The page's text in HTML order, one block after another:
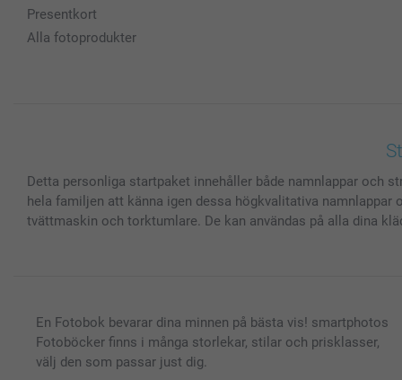
Presentkort
Alla fotoprodukter
Detta personliga startpaket innehåller både namnlappar och
hela familjen att känna igen dessa högkvalitativa
tvättmaskin och torktumlare. De kan användas på alla dina
En Fotobok bevarar dina minnen på bästa vis! smartphotos
Fotoböcker finns i många storlekar, stilar och prisklasser,
välj den som passar just dig.